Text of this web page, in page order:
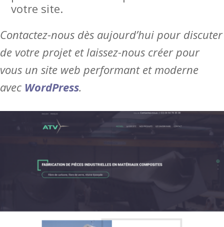
votre site.
Contactez-nous dès aujourd’hui pour discuter
de votre projet et laissez-nous créer pour
vous un site web performant et moderne
avec WordPress.